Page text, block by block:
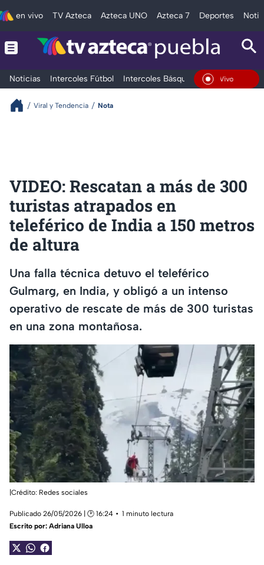
en vivo TV Azteca Azteca UNO Azteca 7 Deportes
Noticias Intercoles Fútbol Intercoles Básquetbol Deportes
En Vivo
Viral y Tendencia Nota
VIDEO: Rescatan a más de 300
turistas atrapados en
teleférico de India a 150 metros
de altura
Una falla técnica detuvo el teleférico
Gulmarg, en India, y obligó a un intenso
operativo de rescate de más de 300 turistas
en una zona montañosa.
|Crédito: Redes sociales
Publicado 26/05/2026 | 🕑 16:24
1 minuto lectura
Escrito por: Adriana Ulloa